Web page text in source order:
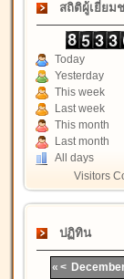
สถิติผู้เยี่ยม
Today
Yesterday
This week
Last week
This month
Last month
All days
Visitors
ปฏิทิน
« <